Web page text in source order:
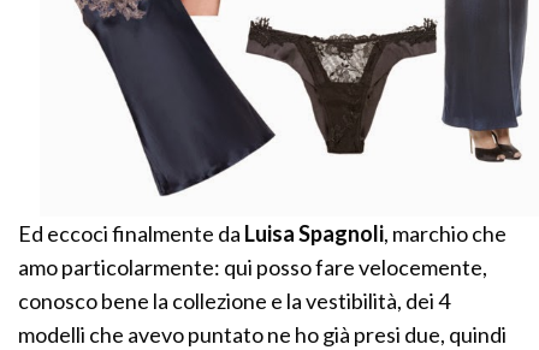
Ed eccoci finalmente da Luisa Spagnoli, marchio che
amo particolarmente: qui posso fare velocemente,
conosco bene la collezione e la vestibilità, dei 4
modelli che avevo puntato ne ho già presi due, quindi